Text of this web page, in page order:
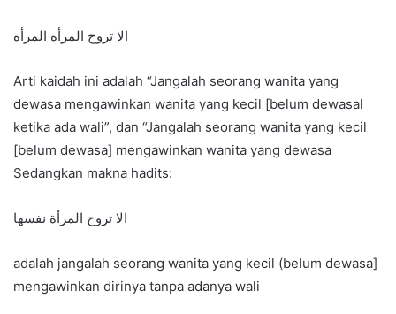
الا تروح المرأة المرأة
Arti kaidah ini adalah “Jangalah seorang wanita yang
dewasa mengawinkan wanita yang kecil [belum dewasal
ketika ada wali”, dan “Jangalah seorang wanita yang kecil
[belum dewasa] mengawinkan wanita yang dewasa
Sedangkan makna hadits:
الا تروح المرأة نفسها
adalah jangalah seorang wanita yang kecil (belum dewasa]
mengawinkan dirinya tanpa adanya wali